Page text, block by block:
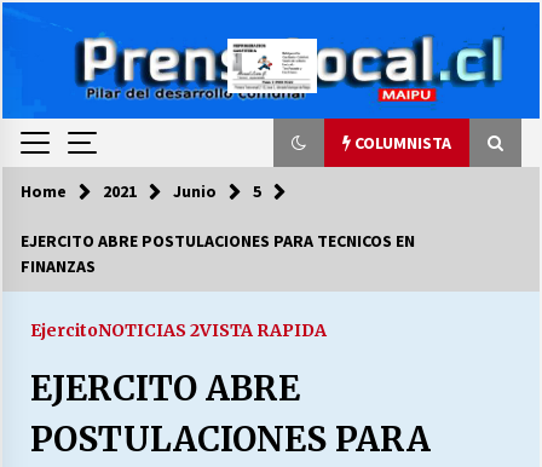
COLUMNISTA
COLUMNISTA
03/08/2026
LA DC POR SIEMPRE.RECORDANDO 69 AÑOS DE
28/07/2026
Home 2021 Junio 5
EJERCITO ABRE POSTULACIONES PARA TECNICOS EN
FINANZAS
EjercitoNOTICIAS 2VISTA RAPIDA
EJERCITO ABRE
POSTULACIONES PARA